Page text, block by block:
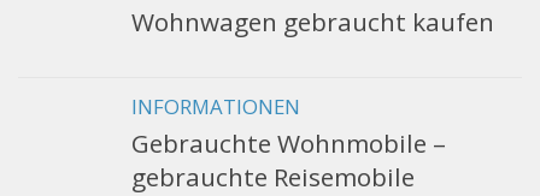
Wohnwagen gebraucht kaufen
INFORMATIONEN
Gebrauchte Wohnmobile –
gebrauchte Reisemobile